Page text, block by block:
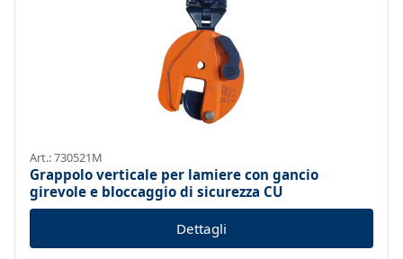
Art.: 730521M
Grappolo verticale per lamiere con gancio
girevole e bloccaggio di sicurezza CU
Dettagli